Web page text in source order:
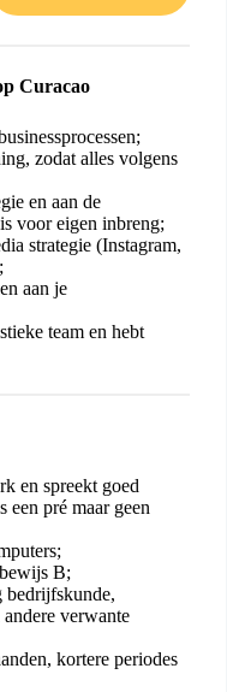
Curacao
zodat alles volgens
en aan de
voor eigen inbreng;
strategie (Instagram,
aan je
team en hebt
en spreekt goed
een pré maar geen
B;
bedrijfskunde,
verwante
kortere periodes